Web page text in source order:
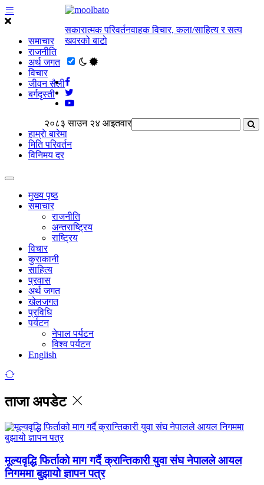
समाचार
राजनीति
अर्थ जगत
विचार
जीवन सैली
बर्गदृस्ती
सकारात्मक परिवर्तनवाहक विचार, कला/साहित्य र सत्य
खवरको बाटाे
२०८३ साउन २४ आइतवार
हाम्राे बारेमा
मिति परिवर्तन
विनिमय दर
मुख्य पृष्ठ
समाचार
राजनीति
अन्तराष्ट्रिय
राष्ट्रिय
विचार
कुराकानी
साहित्य
प्रवास
अर्थ जगत
खेलजगत
प्रविधि
पर्यटन
नेपाल पर्यटन
विश्व पर्यटन
English
ताजा अपडेट
मूल्यवृद्धि फिर्ताको माग गर्दै क्रान्तिकारी युवा संघ नेपालले आयल
निगममा बुझायो ज्ञापन पत्र